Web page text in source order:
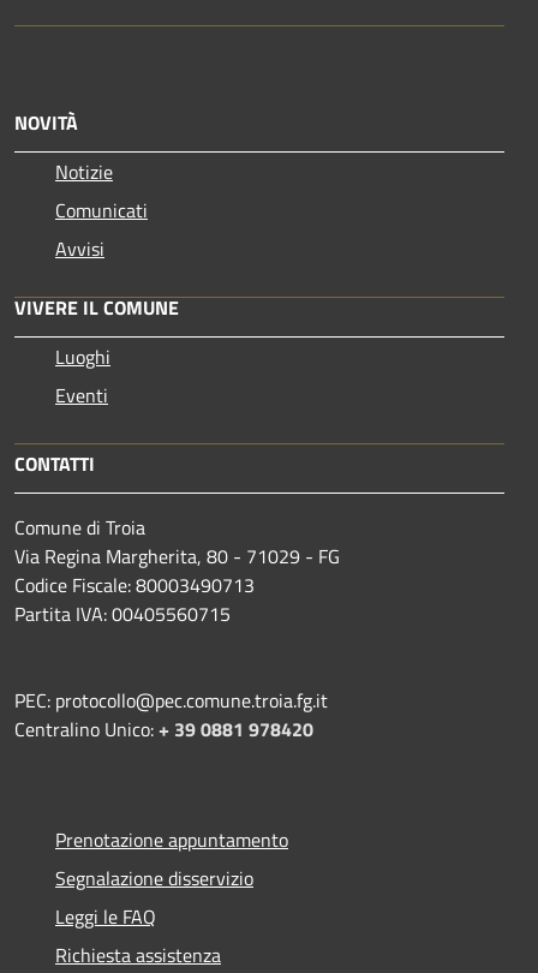
NOVITÀ
Notizie
Comunicati
Avvisi
VIVERE IL COMUNE
Luoghi
Eventi
CONTATTI
Comune di Troia
Via Regina Margherita, 80 - 71029 - FG
Codice Fiscale: 80003490713
Partita IVA: 00405560715
PEC: protocollo@pec.comune.troia.fg.it
Centralino Unico:+ 39 0881 978420
Prenotazione appuntamento
Segnalazione disservizio
Leggi le FAQ
Richiesta assistenza